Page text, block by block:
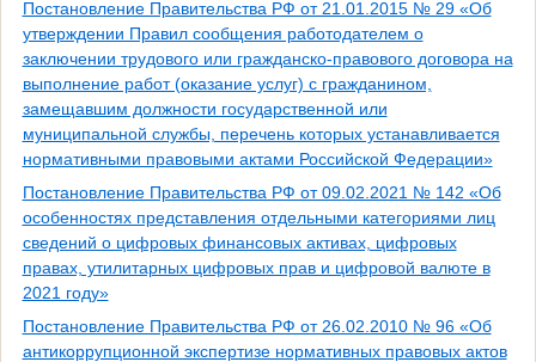
Постановление Правительства РФ от 21.01.2015 № 29 «Об
утверждении Правил сообщения работодателем о
заключении трудового или гражданско-правового договора на
выполнение работ (оказание услуг) с гражданином,
замещавшим должности государственной или
муниципальной службы, перечень которых устанавливается
нормативными правовыми актами Российской Федерации»
Постановление Правительства РФ от 09.02.2021 № 142 «Об
особенностях представления отдельными категориями лиц
сведений о цифровых финансовых активах, цифровых
правах, утилитарных цифровых прав и цифровой валюте в
2021 году»
Постановление Правительства РФ от 26.02.2010 № 96 «Об
антикоррупционной экспертизе нормативных правовых актов